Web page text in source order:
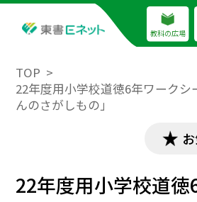
教科の広場
TOP
22年度用小学校道徳6年ワークシ
んのさがしもの」
22年度用小学校道徳